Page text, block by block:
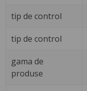
tip de control
tip de control
gama de
produse